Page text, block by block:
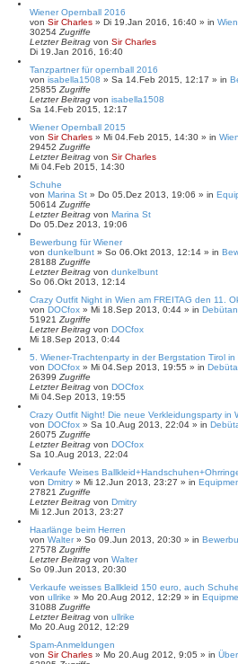
Wiener Opernball 2016
von Sir Charles » Di 19.Jan 2016, 16:40 » in
30254 Zugriffe
Letzter Beitrag von Sir Charles
Di 19.Jan 2016, 16:40
Tanzpartner für opernball 2016
von isabella1508 » Sa 14.Feb 2015, 12:17 » in
25855 Zugriffe
Letzter Beitrag von isabella1508
Sa 14.Feb 2015, 12:17
Wiener Opernball 2015
von Sir Charles » Mi 04.Feb 2015, 14:30 » in
29452 Zugriffe
Letzter Beitrag von Sir Charles
Mi 04.Feb 2015, 14:30
Schuhe
von Marina St » Do 05.Dez 2013, 19:06 » in
50614 Zugriffe
Letzter Beitrag von Marina St
Do 05.Dez 2013, 19:06
Bewerbung für Wiener
von dunkelbunt » So 06.Okt 2013, 12:14 » in
28188 Zugriffe
Letzter Beitrag von dunkelbunt
So 06.Okt 2013, 12:14
Crazy Outfit Night in Wien am FREITAG den 11.
von DOCfox » Mi 18.Sep 2013, 0:44 » in
51921 Zugriffe
Letzter Beitrag von DOCfox
Mi 18.Sep 2013, 0:44
5. Wiener-Trachtenparty in der Bergstation Tirol in
von DOCfox » Mi 04.Sep 2013, 19:55 » in
26399 Zugriffe
Letzter Beitrag von DOCfox
Mi 04.Sep 2013, 19:55
Crazy Outfit Night! Die neue Verkleidungsparty in
von DOCfox » Sa 10.Aug 2013, 22:04 » in
26075 Zugriffe
Letzter Beitrag von DOCfox
Sa 10.Aug 2013, 22:04
Verkaufe Weises
von Dmitry » Mi 12.Jun 2013, 23:27 » in
27821 Zugriffe
Letzter Beitrag von Dmitry
Mi 12.Jun 2013, 23:27
Haarlänge beim Herren
von Walter» So 09.Jun 2013, 20:30 » in
27578 Zugriffe
Letzter Beitrag von Walter
So 09.Jun 2013, 20:30
Verkaufe weisses Ballkleid 150 euro, auch
von ullrike » Mo 20.Aug 2012, 12:29 » in
31088 Zugriffe
Letzter Beitrag von ullrike
Mo 20.Aug 2012, 12:29
Spam-Anmeldungen
von Sir Charles » Mo 20.Aug 2012, 9:05 » in